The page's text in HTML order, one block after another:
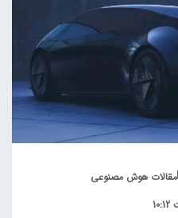
مقالات هوش مصنوعی